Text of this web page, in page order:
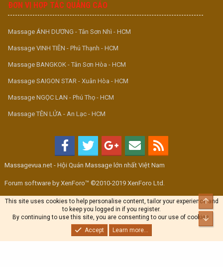
ĐƠN VỊ HỢP TÁC QUẢNG CÁO
Massage ÁNH DƯƠNG - Tân Sơn Nhì - HCM
Massage VINH TIÊN - Phú Thạnh - HCM
Massage BANGKOK - Tân Sơn Hòa - HCM
Massage SAIGON STAR - Xuân Hòa - HCM
Massage NGỌC LAN - Phú Thọ - HCM
Massage TÊN LỬA - An Lạc - HCM
Massagevua.net - Hội Quán Massage lớn nhất Việt Nam
Forum software by XenForo™ ©2010-2019 XenForo Ltd.
This site uses cookies to help personalise content, tailor your experience and
to keep you logged in if you register.
By continuing to use this site, you are consenting to our use of cookies.
Accept
Learn more...
Top